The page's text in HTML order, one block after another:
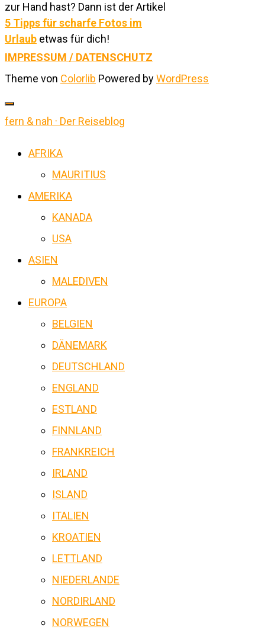
zur Hand hast? Dann ist der Artikel
5 Tipps für scharfe Fotos im
Urlaub etwas für dich!
IMPRESSUM / DATENSCHUTZ
Theme von Colorlib Powered byWordPress
fern & nah · Der Reiseblog
AFRIKA
MAURITIUS
AMERIKA
KANADA
USA
ASIEN
MALEDIVEN
EUROPA
BELGIEN
DÄNEMARK
DEUTSCHLAND
ENGLAND
ESTLAND
FINNLAND
FRANKREICH
IRLAND
ISLAND
ITALIEN
KROATIEN
LETTLAND
NIEDERLANDE
NORDIRLAND
NORWEGEN